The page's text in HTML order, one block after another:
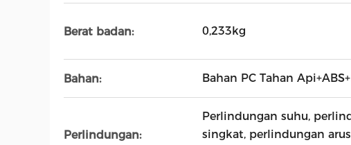
Berat badan: 0,233kg
Bahan: Bahan PC Tahan
Perlindungan:
Perlindungan suhu,
singkat, perlindungan